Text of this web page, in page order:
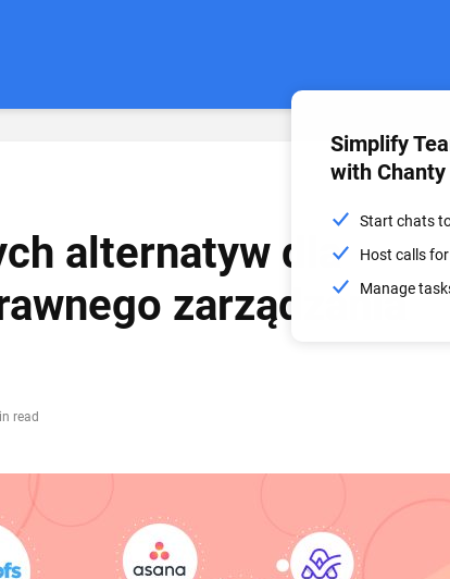
Simplify
with Chanty
Start chats
Host calls
Manage
alternatyw dla
zarządzania
read